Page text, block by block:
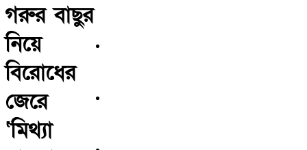
গরুর বাছুর
নিয়ে
বিরোধের
জেরে
‘মিথ্যা